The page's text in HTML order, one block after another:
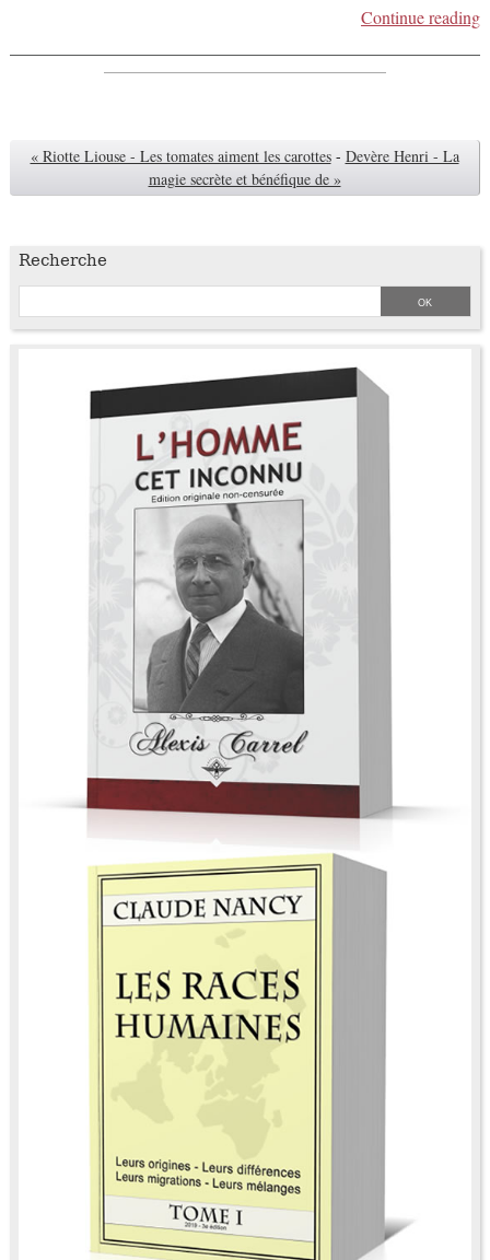
Continue reading
« Riotte Liouse - Les tomates aiment les carottes - Devère Henri - La
magie secrète et bénéfique de »
Recherche